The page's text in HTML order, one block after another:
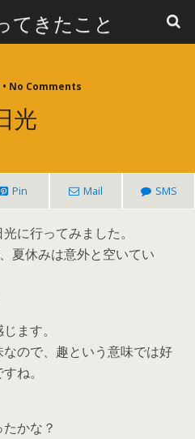
てきたこと
• No Comments
光
Pin Mail SMS
に行ってみました。
夏休みは意外と空いてい
ます。
ので、趣という意味では好
ね。
かな？